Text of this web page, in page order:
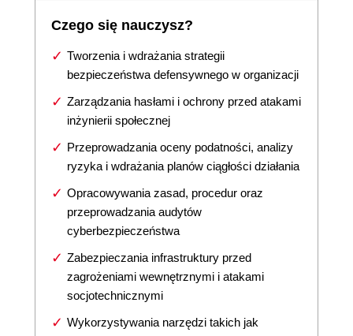
Czego się nauczysz?
Tworzenia i wdrażania strategii
bezpieczeństwa defensywnego w organizacji
Zarządzania hasłami i ochrony przed atakami
inżynierii społecznej
Przeprowadzania oceny podatności, analizy
ryzyka i wdrażania planów ciągłości działania
Opracowywania zasad, procedur oraz
przeprowadzania audytów
cyberbezpieczeństwa
Zabezpieczania infrastruktury przed
zagrożeniami wewnętrznymi i atakami
socjotechnicznymi
Wykorzystywania narzędzi takich jak